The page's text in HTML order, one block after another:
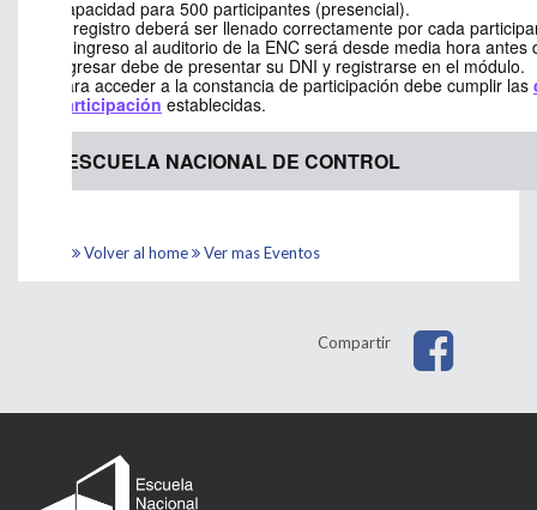
Capacidad para 500 participantes (presencial).
El registro deberá ser llenado correctamente por cada
El ingreso al auditorio de la ENC será desde media hora
ingresar debe de presentar su DNI y registrarse en el módulo.
Para acceder a la constancia de participación debe cumplir las
participación establecidas.
ESCUELA NACIONAL DE CONTROL
Volver al home Ver mas Eventos
Compartir